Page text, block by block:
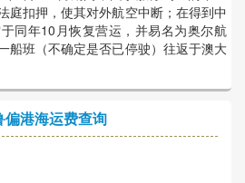
庭扣押，使其对外航空中断；在得到中
同年10月恢复营运，并易名为奥尔航
船班（不确定是否已停驶）往返于澳大
偏港海运费查询